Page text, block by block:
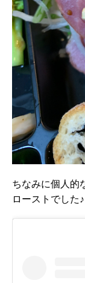
ちなみに個人的
ローストでした♪